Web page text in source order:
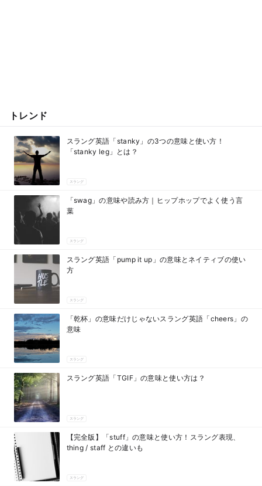
トレンド
スラング英語「stanky」の3つの意味と使い方！
「stanky leg」とは？
スラング
「swag」の意味や読み方｜ヒップホップでよく使う言
葉
スラング
スラング英語「pump it up」の意味とネイティブの使い
方
スラング
「乾杯」の意味だけじゃないスラング英語「cheers」の
意味
スラング
スラング英語「TGIF」の意味と使い方は？
スラング
【完全版】「stuff」の意味と使い方！スラング表現、
thing / staff との違いも
スラング